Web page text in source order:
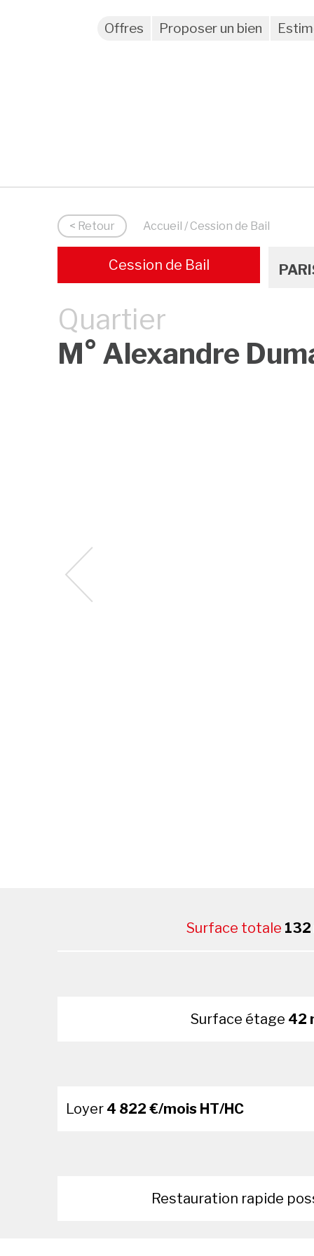
Offres Proposer un bien
< Retour Accueil / Cession de Bail
Cession de Bail
Quartier
M° Alexandre
Surface totale 132
Surface étage 42
Loyer 4 822 €/mois HT/HC
Restauration rapide